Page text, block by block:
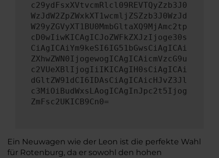
c29ydFsxXVtvcmRlcl09REVTQyZzb3J0
WzJdW2ZpZWxkXT1wcmljZSZzb3J0WzJd
W29yZGVyXT1BU0MmbGltaXQ9MjAmc2tp
cD0wIiwKICAgICJoZWFkZXJzIjoge30s
CiAgICAiYm9keSI6IG51bGwsCiAgICAi
ZXhwZWN0IjogewogICAgICAicmVzcG9u
c2VUeXBlIjogIiIKICAgIH0sCiAgICAi
dGltZW91dCI6IDAsCiAgICAicHJvZ3Jl
c3MiOiBudWxsLAogICAgInJpc2t5Ijog
ZmFsc2UKICB9Cn0=
Ein Neuwagen wie der Leon ist die perfekte Wahl
für Rotenburg, da er sowohl den hohen